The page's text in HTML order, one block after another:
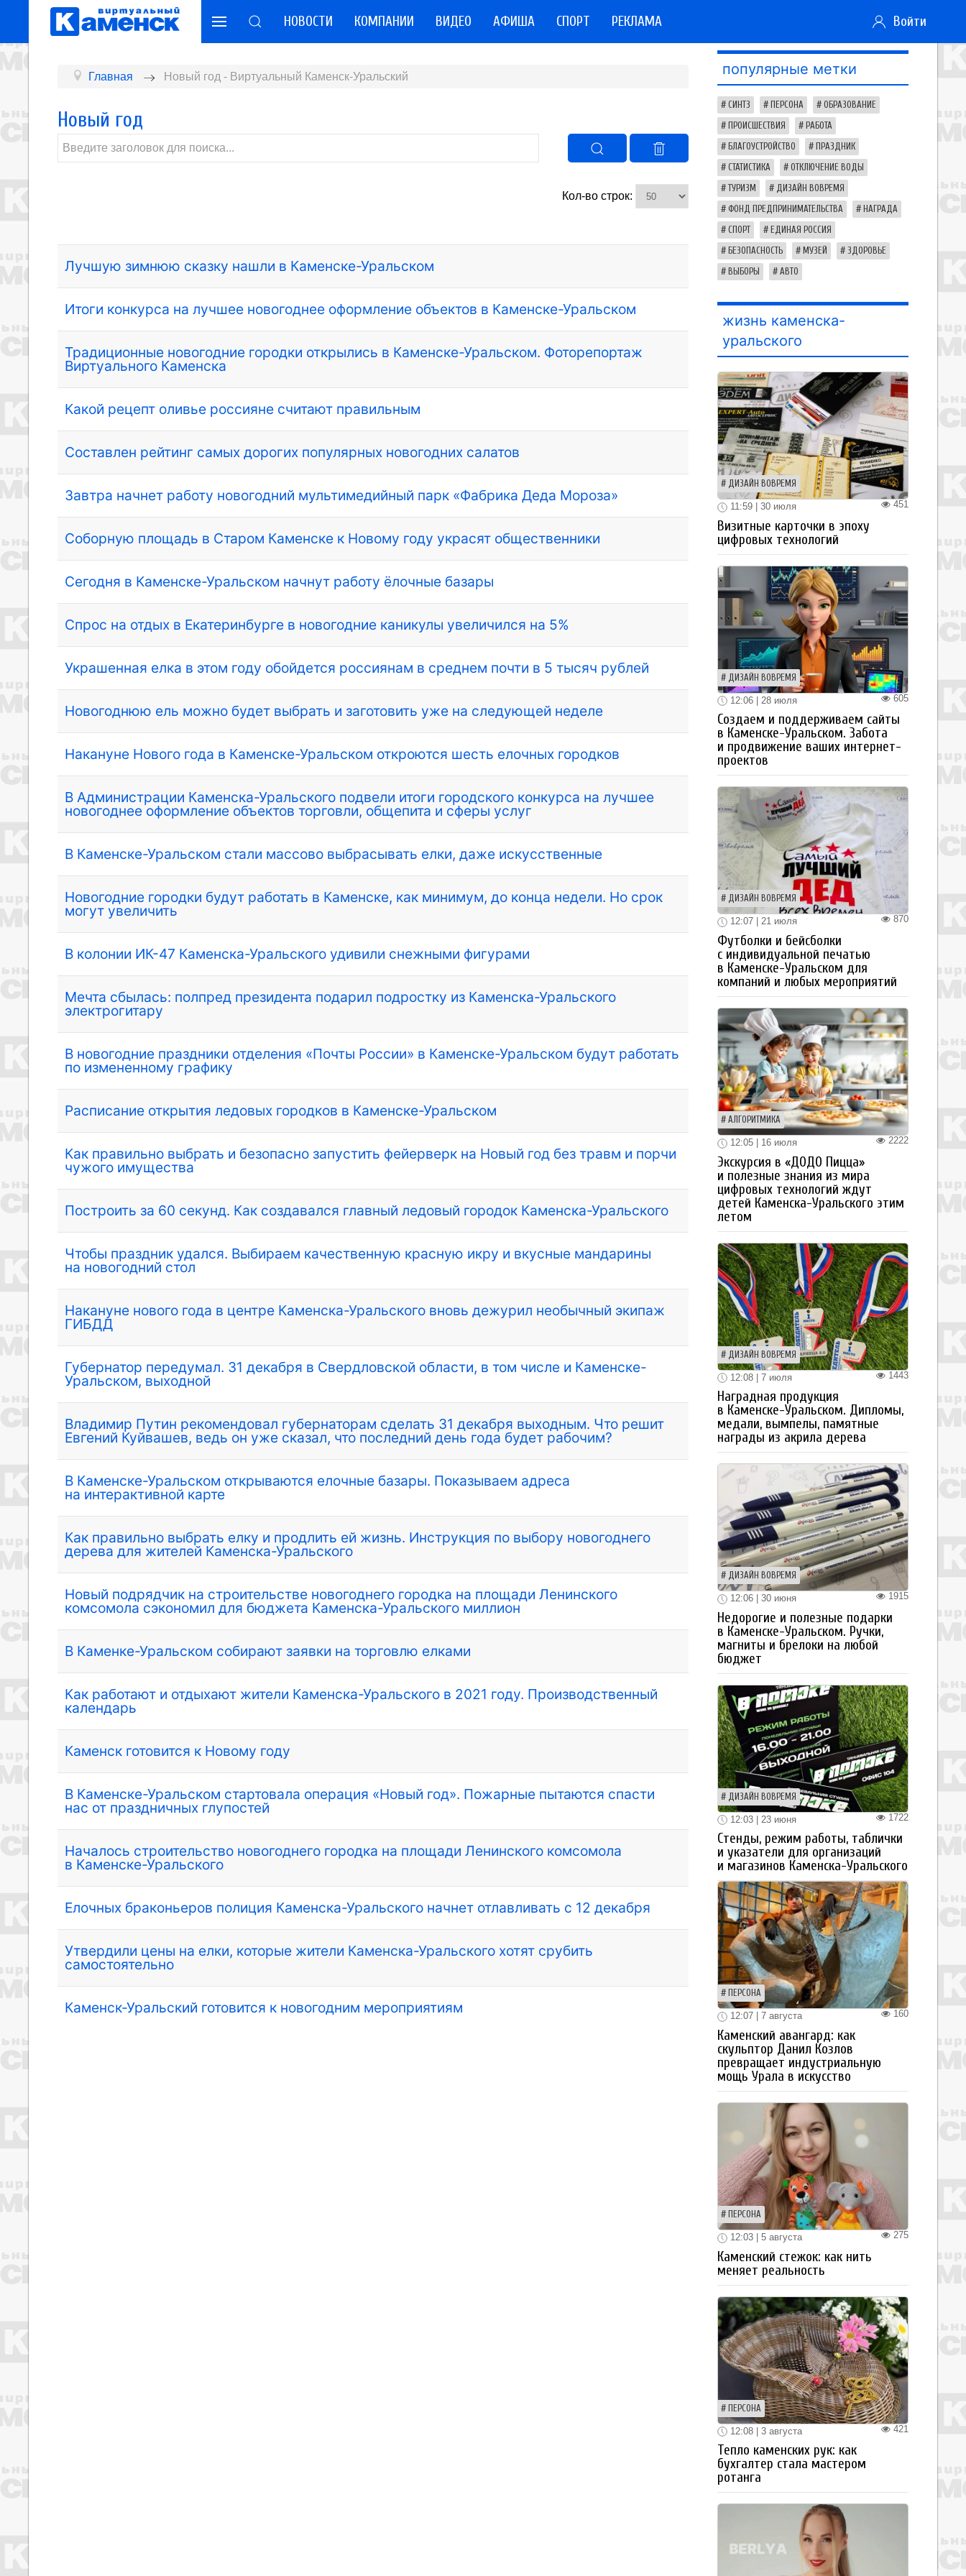
НОВОСТИ КОМПАНИИ ВИДЕО АФИША СПОРТ РЕКЛАМА Войти
Главная Новый год - Виртуальный Каменск-Уральский
Новый год
Кол-во строк:
Лучшую зимнюю сказку нашли в Каменске-Уральском
Итоги конкурса на лучшее новогоднее оформление объектов в Каменске-Уральском
Традиционные новогодние городки открылись в Каменске-Уральском. Фоторепортаж
Виртуального Каменска
Какой рецепт оливье россияне считают правильным
Составлен рейтинг самых дорогих популярных новогодних салатов
Завтра начнет работу новогодний мультимедийный парк «Фабрика Деда Мороза»
Соборную площадь в Старом Каменске к Новому году украсят общественники
Сегодня в Каменске-Уральском начнут работу ёлочные базары
Спрос на отдых в Екатеринбурге в новогодние каникулы увеличился на 5%
Украшенная елка в этом году обойдется россиянам в среднем почти в 5 тысяч рублей
Новогоднюю ель можно будет выбрать и заготовить уже на следующей неделе
Накануне Нового года в Каменске-Уральском откроются шесть елочных городков
В Администрации Каменска-Уральского подвели итоги городского конкурса на лучшее
новогоднее оформление объектов торговли, общепита и сферы услуг
В Каменске-Уральском стали массово выбрасывать елки, даже искусственные
Новогодние городки будут работать в Каменске, как минимум, до конца недели. Но срок
могут увеличить
В колонии ИК-47 Каменска-Уральского удивили снежными фигурами
Мечта сбылась: полпред президента подарил подростку из Каменска-Уральского
электрогитару
В новогодние праздники отделения «Почты России» в Каменске-Уральском будут работать
по измененному графику
Расписание открытия ледовых городков в Каменске-Уральском
Как правильно выбрать и безопасно запустить фейерверк на Новый год без травм и порчи
чужого имущества
Построить за 60 секунд. Как создавался главный ледовый городок Каменска-Уральского
Чтобы праздник удался. Выбираем качественную красную икру и вкусные мандарины
на новогодний стол
Накануне нового года в центре Каменска-Уральского вновь дежурил необычный экипаж
ГИБДД
Губернатор передумал. 31 декабря в Свердловской области, в том числе и Каменске-
Уральском, выходной
Владимир Путин рекомендовал губернаторам сделать 31 декабря выходным. Что решит
Евгений Куйвашев, ведь он уже сказал, что последний день года будет рабочим?
В Каменске-Уральском открываются елочные базары. Показываем адреса
на интерактивной карте
Как правильно выбрать елку и продлить ей жизнь. Инструкция по выбору новогоднего
дерева для жителей Каменска-Уральского
Новый подрядчик на строительстве новогоднего городка на площади Ленинского
комсомола сэкономил для бюджета Каменска-Уральского миллион
В Каменке-Уральском собирают заявки на торговлю елками
Как работают и отдыхают жители Каменска-Уральского в 2021 году. Производственный
календарь
Каменск готовится к Новому году
В Каменске-Уральском стартовала операция «Новый год». Пожарные пытаются спасти
нас от праздничных глупостей
Началось строительство новогоднего городка на площади Ленинского комсомола
в Каменске-Уральского
Елочных браконьеров полиция Каменска-Уральского начнет отлавливать с 12 декабря
Утвердили цены на елки, которые жители Каменска-Уральского хотят срубить
самостоятельно
Каменск-Уральский готовится к новогодним мероприятиям
популярные метки
СИНТЗ ПЕРСОНА ОБРАЗОВАНИЕ
ПРОИСШЕСТВИЯ РАБОТА
БЛАГОУСТРОЙСТВО ПРАЗДНИК
СТАТИСТИКА ОТКЛЮЧЕНИЕ ВОДЫ
ТУРИЗМ ДИЗАЙН ВОВРЕМЯ
ФОНД ПРЕДПРИНИМАТЕЛЬСТВА НАГРАДА
СПОРТ ЕДИНАЯ РОССИЯ
БЕЗОПАСНОСТЬ МУЗЕЙ ЗДОРОВЬЕ
ВЫБОРЫ АВТО
жизнь каменска-
уральского
ДИЗАЙН ВОВРЕМЯ
451
11:59 | 30 июля
Визитные карточки в эпоху
цифровых технологий
ДИЗАЙН ВОВРЕМЯ
605
12:06 | 28 июля
Создаем и поддерживаем сайты
в Каменске-Уральском. Забота
и продвижение ваших интернет-
проектов
ДИЗАЙН ВОВРЕМЯ
870
12:07 | 21 июля
Футболки и бейсболки
с индивидуальной печатью
в Каменске-Уральском для
компаний и любых мероприятий
АЛГОРИТМИКА
2222
12:05 | 16 июля
Экскурсия в «ДОДО Пицца»
и полезные знания из мира
цифровых технологий ждут
детей Каменска-Уральского этим
летом
ДИЗАЙН ВОВРЕМЯ
1443
12:08 | 7 июля
Наградная продукция
в Каменске-Уральском. Дипломы,
медали, вымпелы, памятные
награды из акрила дерева
ДИЗАЙН ВОВРЕМЯ
1915
12:06 | 30 июня
Недорогие и полезные подарки
в Каменске-Уральском. Ручки,
магниты и брелоки на любой
бюджет
ДИЗАЙН ВОВРЕМЯ
1722
12:03 | 23 июня
Стенды, режим работы, таблички
и указатели для организаций
и магазинов Каменска-Уральского
ПЕРСОНА
160
12:07 | 7 августа
Каменский авангард: как
скульптор Данил Козлов
превращает индустриальную
мощь Урала в искусство
ПЕРСОНА
275
12:03 | 5 августа
Каменский стежок: как нить
меняет реальность
ПЕРСОНА
421
12:08 | 3 августа
Тепло каменских рук: как
бухгалтер стала мастером
ротанга